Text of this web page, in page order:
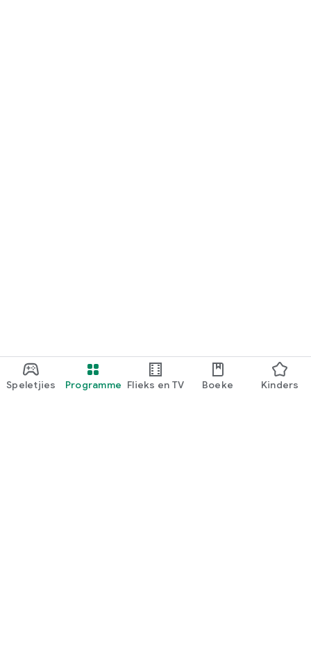
Speletjies Programme Flieks en TV Boeke Kinders